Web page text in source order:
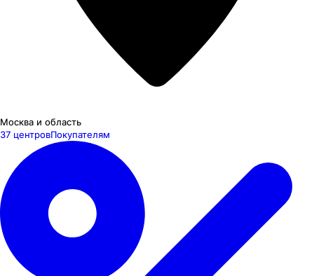
Москва и область
37 центровПокупателям